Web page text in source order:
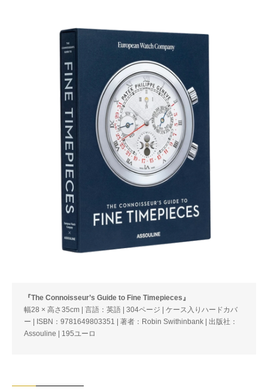
『The Connoisseur’s Guide to Fine Timepieces』
幅28 × 高さ35cm | 言語：英語 | 304ページ | ケース入りハードカバ
ー | ISBN：9781649803351 | 著者：Robin Swithinbank | 出版社：
Assouline | 195ユーロ